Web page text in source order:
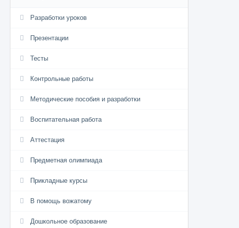
Разработки уроков
Презентации
Тесты
Контрольные работы
Методические пособия и разработки
Воспитательная работа
Аттестация
Предметная олимпиада
Прикладные курсы
В помощь вожатому
Дошкольное образование